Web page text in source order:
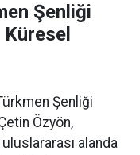
Şenliği
Şenliği
Özyön,
alanda